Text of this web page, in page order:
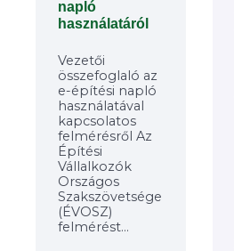
napló
használatáról
Vezetői
összefoglaló az
e-építési napló
használatával
kapcsolatos
felmérésről Az
Építési
Vállalkozók
Országos
Szakszövetsége
(ÉVOSZ)
felmérést...